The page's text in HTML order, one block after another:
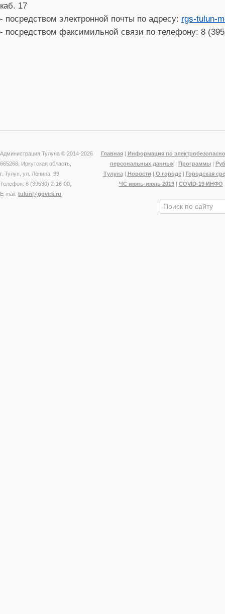
каб. 17
- посредством электронной почты по адресу: rgs-tulun-
- посредством факсимильной связи по телефону: 8
Администрация Тулуна © 2014-2026
665268, Иркутская область,
г. Тулун, ул. Ленина, 99
Телефон: 8 (39530) 2-16-00,
E-mail: tulun@govirk.ru
Главная| Информация по
персональных данных| Программы|
Тулуна| Новости | О городе| Городская
ЧС июнь-июль 2019| COVID-19 ИНФО